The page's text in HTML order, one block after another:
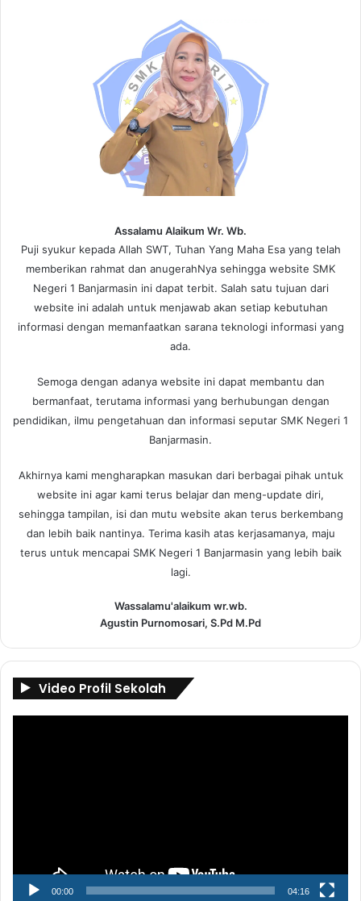
Assalamu Alaikum Wr. Wb.
Puji syukur kepada Allah SWT, Tuhan Yang Maha Esa yang telah
memberikan rahmat dan anugerahNya sehingga website SMK
Negeri 1 Banjarmasin ini dapat terbit. Salah satu tujuan dari
website ini adalah untuk menjawab akan setiap kebutuhan
informasi dengan memanfaatkan sarana teknologi informasi yang
ada.
Semoga dengan adanya website ini dapat membantu dan
bermanfaat, terutama informasi yang berhubungan dengan
pendidikan, ilmu pengetahuan dan informasi seputar SMK Negeri 1
Banjarmasin.
Akhirnya kami mengharapkan masukan dari berbagai pihak untuk
website ini agar kami terus belajar dan meng-update diri,
sehingga tampilan, isi dan mutu website akan terus berkembang
dan lebih baik nantinya. Terima kasih atas kerjasamanya, maju
terus untuk mencapai SMK Negeri 1 Banjarmasin yang lebih baik
lagi.
Wassalamu'alaikum wr.wb.
Agustin Purnomosari, S.Pd M.Pd
Video Profil Sekolah
00:00 04:16